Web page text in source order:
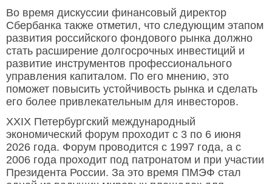
Во время дискуссии финансовый директор
Сбербанка также отметил, что следующим этапом
развития российского фондового рынка должно
стать расширение долгосрочных инвестиций и
развитие инструментов профессионального
управления капиталом. По его мнению, это
поможет повысить устойчивость рынка и сделать
его более привлекательным для инвесторов.
XXIX Петербургский международный
экономический форум проходит с 3 по 6 июня
2026 года. Форум проводится с 1997 года, а с
2006 года проходит под патронатом и при участии
Президента России. За это время ПМЭФ стал